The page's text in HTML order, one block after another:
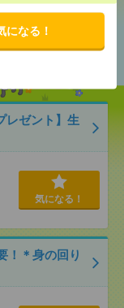
になる！
レゼント】生
気になる！
＊身の回り